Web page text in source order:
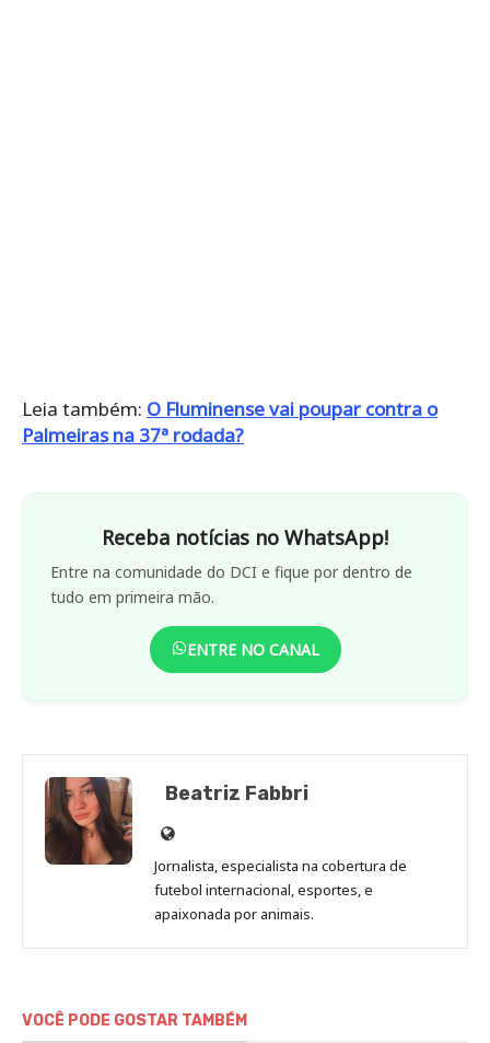
Leia também: O Fluminense vai poupar contra o
Palmeiras na 37ª rodada?
Receba notícias no WhatsApp!
Entre na comunidade do DCI e fique por dentro de
tudo em primeira mão.
ENTRE NO CANAL
Beatriz Fabbri
Site
de
Beatriz
Fabbri
Jornalista, especialista na cobertura de
futebol internacional, esportes, e
apaixonada por animais.
VOCÊ PODE GOSTAR TAMBÉM